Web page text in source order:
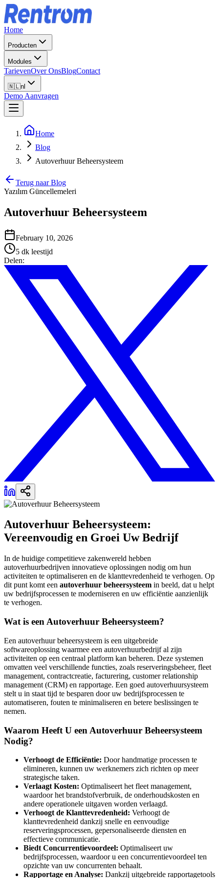
Home
Producten
Modules
TarievenOver OnsBlogContact
🇳🇱nl
Demo Aanvragen
Home
Blog
Autoverhuur Beheersysteem
Terug naar Blog
Yazılım Güncellemeleri
Autoverhuur Beheersysteem
February 10, 2026
5 dk leestijd
Delen:
Autoverhuur Beheersysteem:
Vereenvoudig en Groei Uw Bedrijf
In de huidige competitieve zakenwereld hebben
autoverhuurbedrijven innovatieve oplossingen nodig om hun
activiteiten te optimaliseren en de klanttevredenheid te verhogen. Op
dit punt komt een autoverhuur beheersysteem in beeld, dat u helpt
uw bedrijfsprocessen te moderniseren en uw efficiëntie aanzienlijk
te verhogen.
Wat is een Autoverhuur Beheersysteem?
Een autoverhuur beheersysteem is een uitgebreide
softwareoplossing waarmee een autoverhuurbedrijf al zijn
activiteiten op een centraal platform kan beheren. Deze systemen
omvatten veel verschillende functies, zoals reserveringsbeheer, fleet
management, contractcreatie, facturering, customer relationship
management (CRM) en rapportage. Een goed autoverhuursysteem
stelt u in staat tijd te besparen door uw bedrijfsprocessen te
automatiseren, fouten te minimaliseren en betere beslissingen te
nemen.
Waarom Heeft U een Autoverhuur Beheersysteem
Nodig?
Verhoogt de Efficiëntie: Door handmatige processen te
elimineren, kunnen uw werknemers zich richten op meer
strategische taken.
Verlaagt Kosten: Optimaliseert het fleet management,
waardoor het brandstofverbruik, de onderhoudskosten en
andere operationele uitgaven worden verlaagd.
Verhoogt de Klanttevredenheid: Verhoogt de
klanttevredenheid dankzij snelle en eenvoudige
reserveringsprocessen, gepersonaliseerde diensten en
effectieve communicatie.
Biedt Concurrentievoordeel: Optimaliseert uw
bedrijfsprocessen, waardoor u een concurrentievoordeel ten
opzichte van uw concurrenten behaalt.
Rapportage en Analyse: Dankzij uitgebreide rapportagetools